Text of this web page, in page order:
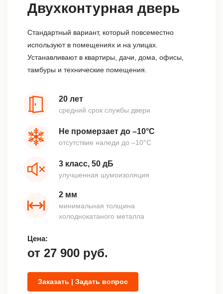
Двухконтурная дверь
Стандартный вариант, который повсеместно
используют в помещениях и на улицах.
Устанавливают в квартиры, дачи, дома, офисы,
тамбуры и технические помещения.
20 лет
средний срок службы двери
Не промерзает до –10°С
отсутствие наледи до –10°С
3 класс, 50 дБ
улучшенная шумоизоляция
2 мм
минимальная толщина
холоднокатаного металла
Цена:
от 27 900 руб.
Заказать | Задать вопрос